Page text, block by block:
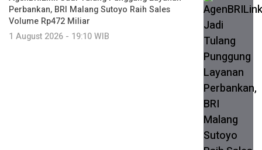
Perbankan, BRI Malang Sutoyo Raih Sales
Volume Rp472 Miliar
1 August 2026 - 19:10 WIB